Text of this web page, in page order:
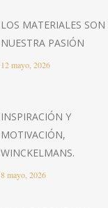
LOS MATERIALES SON
NUESTRA PASIÓN
12 mayo, 2026
INSPIRACIÓN Y
MOTIVACIÓN,
WINCKELMANS.
8 mayo, 2026